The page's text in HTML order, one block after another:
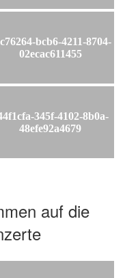
bcb6-4211-8704-
02ecac611455
345f-4102-8b0a-
48efe92a4679
auf die